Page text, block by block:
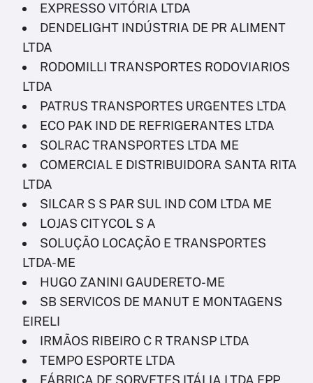
EXPRESSO VITÓRIA LTDA
DENDELIGHT INDÚSTRIA DE PR ALIMENT
LTDA
RODOMILLI TRANSPORTES RODOVIARIOS
LTDA
PATRUS TRANSPORTES URGENTES LTDA
ECO PAK IND DE REFRIGERANTES LTDA
SOLRAC TRANSPORTES LTDA ME
COMERCIAL E DISTRIBUIDORA SANTA RITA
LTDA
SILCAR S S PAR SUL IND COM LTDA ME
LOJAS CITYCOL S A
SOLUÇÃO LOCAÇÃO E TRANSPORTES
LTDA-ME
HUGO ZANINI GAUDERETO-ME
SB SERVICOS DE MANUT E MONTAGENS
EIRELI
IRMÃOS RIBEIRO C R TRANSP LTDA
TEMPO ESPORTE LTDA